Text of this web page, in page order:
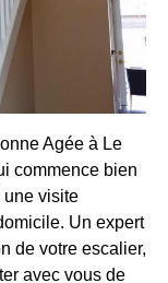
Agée à Le
commence bien
une visite
Un expert
de votre escalier,
avec vous de